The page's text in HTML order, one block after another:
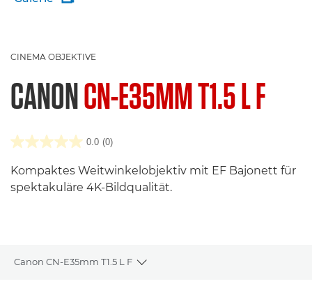
CINEMA OBJEKTIVE
CANONCN-E35MM T1.5 L F
0.0 (0)
Kompaktes Weitwinkelobjektiv mit EF Bajonett für
spektakuläre 4K-Bildqualität.
Canon CN-E35mm T1.5 L F
Toggle breadcrumbs